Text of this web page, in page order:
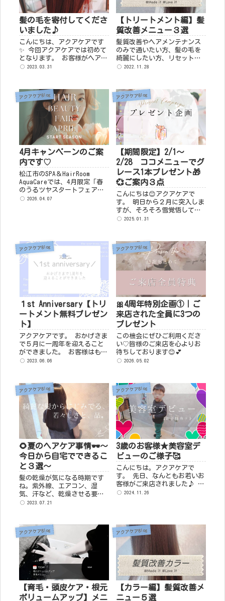
髪の毛を寄付してくださ
いました♪
こんにちは、アクアケアです
✨ 今回アクアケアでは初めて
となります。 お客様がヘアド
ネーション（髪の毛の寄付）
は、最低でも31㎝の長さ...
2023.03.31
【トリートメント編】髪
質改善メニュー３選
髪質改善やヘアメンテナンス
のみで通いたい方、髪の毛を
綺麗にしたい方、リセットし
たい方などにオススメのメニ
＋水分補給) ｜￥5,500
② ...
2022.11.28
アクアケアBlog
4月キャンペーンのご案
内です♡
松江市のSPA＆HairRoom
AquaCareでは、4月限定「春
のうるツヤスタートフェア」
を開催中。ビーワンやアクア
す。
2026.04.07
アクアケアBlog
【期間限定】2/1～
2/28 ココメニューでグ
レース1本プレゼント🎁
💞ご案内３点
こんにちは😊アクアケアで
す。 明日から２月に突入しま
すが、そろそろ雪覚悟してま
す⛄ 皆さま引き続き体調等に
悪くなるため、春に向け...
2025.01.31
アクアケアBlog
１st Anniversary【トリ
ートメント無料プレゼン
ト】
アクアケアです。 おかげさま
で５月に一周年を迎えること
ができました。 お客様はもち
ろんのこと、アクアケアに関
す。 お一人おひとり、髪質や
頭髪に関するお悩み等はも
ち...
2023.06.06
アクアケアBlog
🎀4周年特別企画①｜ご
来店された全員に3つの
プレゼント
この機会にぜひご利用くださ
い♡皆様のご来店を心よりお
待ちしております😊💕
2026.05.02
アクアケアBlog
🌻夏のヘアケア事情🕶～
今日から自宅でできるこ
と３選～
髪の乾燥が気になる時期です
ね。紫外線、エアコン、湿
気、汗など、乾燥させる要因
はいっぱいで(;^ω^) 今回
をお話いたします！ご自宅で
できることもありますので、
ぜひやってみて...
2023.07.21
アクアケアBlog
3歳のお客様★美容室デ
ビューのご様子🥰
こんにちは。アクアケアで
す。 先日、なんともお若いお
客様がご来店されました♪ 事
前に、トーマスがお好きとの
ら「古いトーマスの曲ですね
っ」...
2024.11.26
アクアケアBlog
【育毛・頭皮ケア・根元
ボリュームアップ】メニ
アクアケアBlog
【カラー編】髪質改善メ
ニュー５選